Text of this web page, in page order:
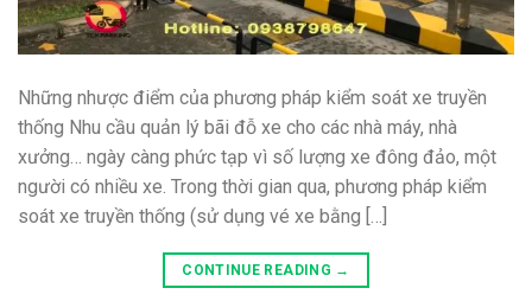
Những nhược điểm của phương pháp kiểm soát xe truyền
thống Nhu cầu quản lý bãi đỗ xe cho các nhà máy, nhà
xưởng… ngày càng phức tạp vì số lượng xe đông đảo, một
người có nhiều xe. Trong thời gian qua, phương pháp kiểm
soát xe truyền thống (sử dụng vé xe bằng […]
CONTINUE READING →